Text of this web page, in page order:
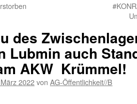
des
Lubmin auch
AKW Krümmel!
2022von AG-Öffentlichkeit//B